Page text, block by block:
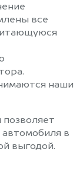
все
наши
в
выгодой.